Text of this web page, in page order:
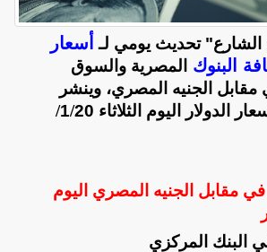
تحديث يومي لـ أسعار
البنوك
المصرية والسوق
الجنيه المصري، وينشر
الدولار اليوم الثلاثاء 20
/
1
/
في مقابل الجنيه المصري اليوم
البنك المركزي